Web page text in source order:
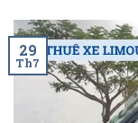
29
Th7